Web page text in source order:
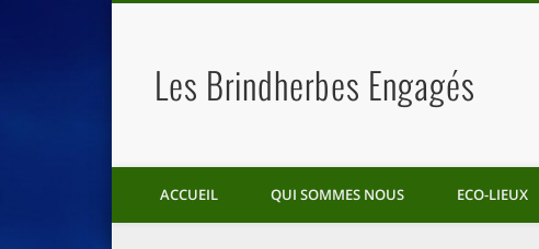
Les Brindherbes Engagés
ACCUEIL QUI SOMMES NOUS ECO-LIEUX